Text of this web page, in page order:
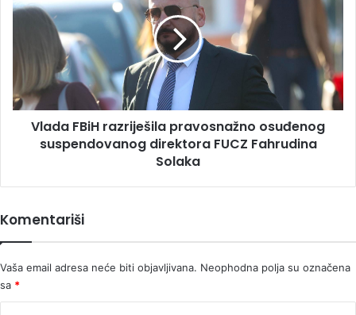
razriješila
pravosnažno
osuđenog
suspendovanog
direktora
FUCZ
Fahrudina
SolakaVlada FBiH razriješila pravosnažno osuđenog
suspendovanog direktora FUCZ Fahrudina
Solaka
Komentariši
Vaša email adresa neće biti objavljivana. Neophodna polja su označena
sa *